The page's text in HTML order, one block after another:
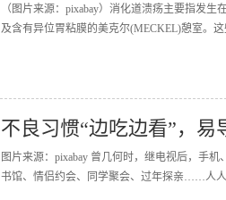
（图片来源：pixabay）消化道溃疡主要指发
及含有异位胃粘膜的美克尔(MECKEL)憩室。
不良习惯“边吃边看”，易
图片来源：pixabay 曾几何时，继电视后，手
书馆、情侣约会、同学聚会、过年探亲……人